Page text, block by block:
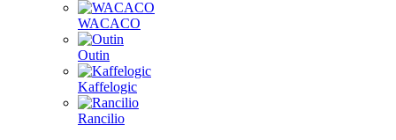
WACACO
Outin
Kaffelogic
Rancilio